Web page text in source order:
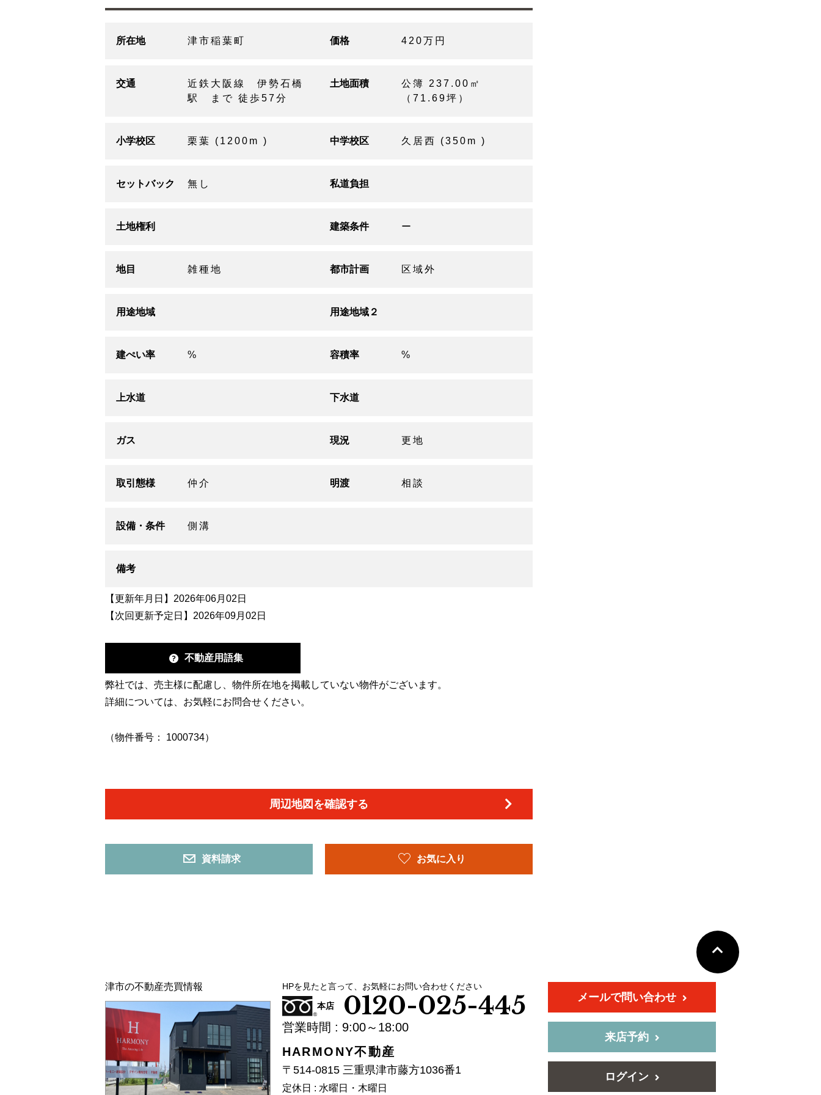
所在地 津市稲葉町 価格 420万円
交通
近鉄大阪線 伊勢石橋
駅 まで 徒歩57分
土地面積
公簿 237.00㎡
（71.69坪）
小学校区 栗葉 (1200m ) 中学校区 久居西 (350m )
セットバック 無し 私道負担
土地権利 建築条件 ー
地目 雑種地 都市計画 区域外
用途地域 用途地域２
建ぺい率 % 容積率 %
上水道 下水道
ガス 現況 更地
取引態様 仲介 明渡 相談
設備・条件 側溝
備考
【更新年月日】2026年06月02日
【次回更新予定日】2026年09月02日
不動産用語集
弊社では、売主様に配慮し、物件所在地を掲載していない物件がございます。
詳細については、お気軽にお問合せください。
（物件番号： 1000734）
周辺地図を確認する
資料請求 お気に入り
津市の不動産売買情報 HPを見たと言って、お気軽にお問い合わせください
本店 0120-025-445
営業時間 : 9:00～18:00
HARMONY不動産
〒514-0815 三重県津市藤方1036番1
定休日 : 水曜日・木曜日
メールで問い合わせ
来店予約
ログイン